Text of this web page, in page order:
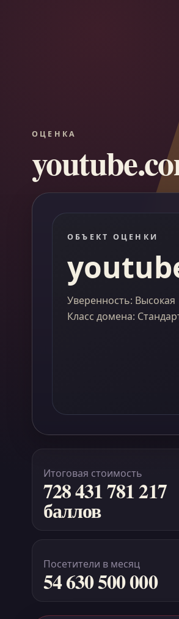
ОЦЕНКА
ОБЪЕКТ ОЦЕНКИ
Уверенность: Высокая
Класс домена:
Итоговая стоимость
728 431 781 217
баллов
Посетители в месяц
54 630 500 000